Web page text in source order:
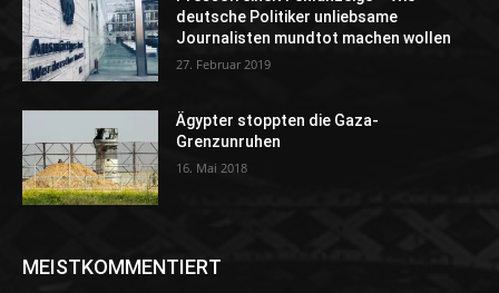
deutsche Politiker unliebsame
Journalisten mundtot machen wollen
27. Februar 2019
Ägypter stoppten die Gaza-
Grenzunruhen
16. Mai 2018
MEISTKOMMENTIERT